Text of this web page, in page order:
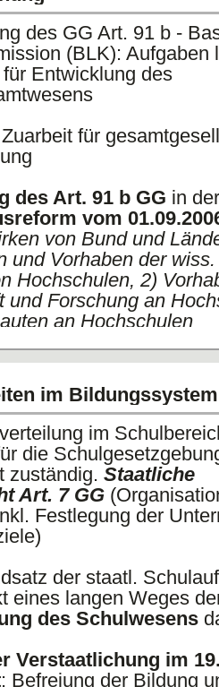
Artikel 91 b: "aufgrund von
und bei der Förderung
wiss. Forschung von
zusammenwirken.
des Bundes in
Ausrichtung des deutschen
des GG Art. 91 b -
(BLK): Aufgaben
Entwicklung des
für
des Art. 91 b GG in der
vom
von Bund und
und Vorhaben der
Hochschulen, 2)
und Forschung an
an Hochschulen
entfallen
war
Zeit einflussreich.,
er das
im Bildungssystem
im
die
zuständig. Staatliche
Art. 7 GG
Festlegung der
der staatl.
eines langen Weges
des Schulwesens
Verstaatlichung im
: Befreiung der Bildung